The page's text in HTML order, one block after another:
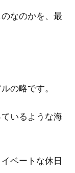
で秋冬のレディ
ではのオシャレなコ
なのかを、最
の略です。
いるような海
ベートな休日